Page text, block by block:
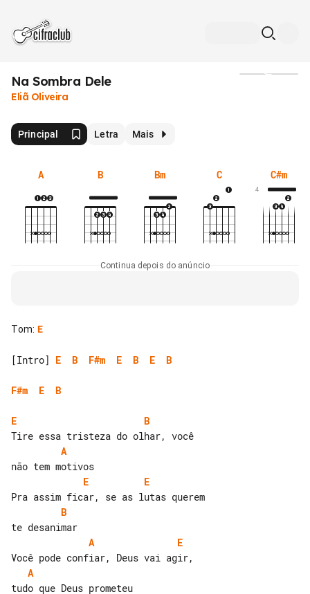
Na Sombra Dele
Eliã Oliveira
Principal Letra Mais
A B Bm C C#m
4
Continua depois do anúncio
Tom: E
[Intro] E B F#m E B E B
F#m E B
E
B
A
E
E
B
A
E
A